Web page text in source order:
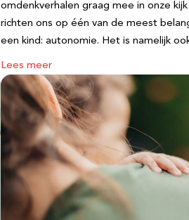
omdenkverhalen graag mee in onze
richten ons op één van de meest
een kind: autonomie. Het is namelijk
Lees meer